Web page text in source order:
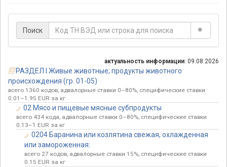
Поиск
актуальность информации: 09.08.2026
РАЗДЕЛ I Живые животные; продукты животного
происхождения (гр. 01-05)
всего 1360 кодов, адвалорные ставки 0–80%, специфические ставки
0.01–1.95 EUR за кг
02 Мясо и пищевые мясные субпродукты
всего 434 кода, адвалорные ставки 0–80%, специфические ставки
0.13–1 EUR за кг
0204 Баранина или козлятина свежая, охлажденная
или замороженная:
всего 27 кодов, адвалорные ставки 15%, специфические ставки
0.15 EUR за кг